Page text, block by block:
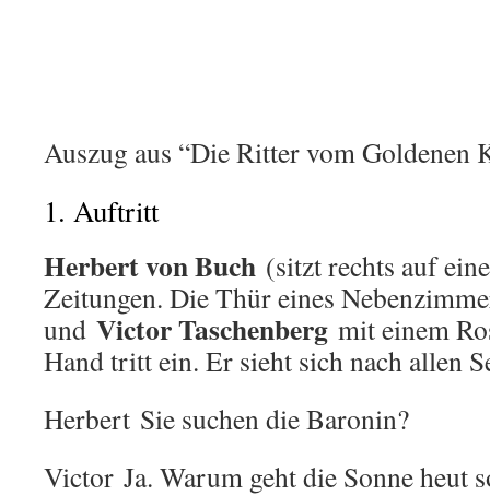
Auszug aus “Die Ritter vom Goldenen
1. Auftritt
Herbert von Buch (sitzt rechts auf
Zeitungen. Die Thür eines
und Victor Taschenberg mit einem
Hand tritt ein. Er sieht sich nach allen
Herbert Sie suchen die Baronin?
Victor Ja. Warum geht die Sonne heut